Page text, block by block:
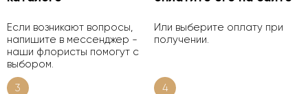
Если возникают вопросы,
напишите в мессенджер -
наши флористы помогут с
выбором.
Или выберите оплату при
получении.
3 4